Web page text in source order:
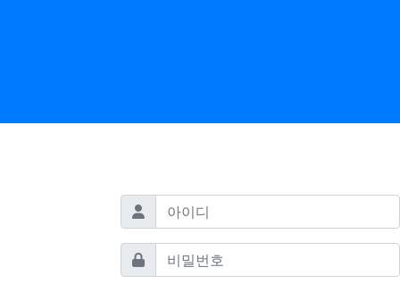
아이디 필수
비밀번호필수